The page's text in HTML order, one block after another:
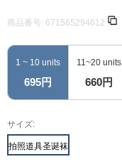
商品番号: 671565294612
1 ~ 10 units
695円
11~20 units
660円
サイズ:
拍照道具圣诞袜